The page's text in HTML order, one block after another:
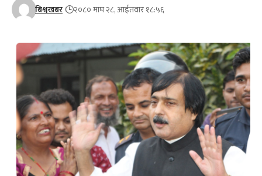
बिश्वखबर २०८० माघ २८, आईतवार १८:५६